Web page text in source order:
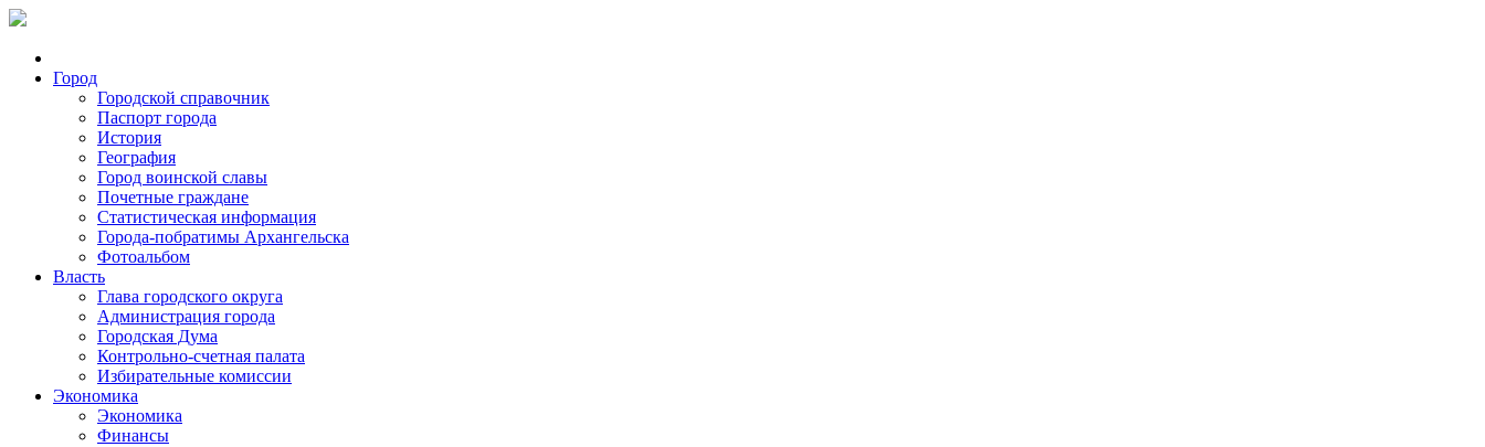
Город
Городской справочник
Паспорт города
История
География
Город воинской славы
Почетные граждане
Статистическая информация
Города-побратимы Архангельска
Фотоальбом
Власть
Глава городского округа
Администрация города
Городская Дума
Контрольно-счетная палата
Избирательные комиссии
Экономика
Экономика
Финансы